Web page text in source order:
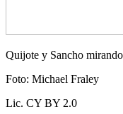
Quijote y Sancho
Foto: Michael Fraley
Lic. CY BY 2.0